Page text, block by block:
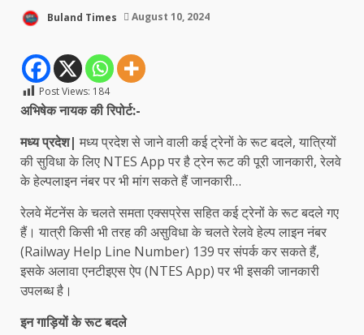
Buland Times August 10, 2024
Post Views: 184
अभिषेक नायक की रिपोर्ट:-
मध्य प्रदेश| मध्य प्रदेश से जाने वाली कई ट्रेनों के रूट बदले, यात्रियों
की सुविधा के लिए NTES App पर है ट्रेन रूट की पूरी जानकारी, रेलवे
के हेल्पलाइन नंबर पर भी मांग सकते हैं जानकारी…
रेलवे मेंटनेंस के चलते समता एक्सप्रेस सहित कई ट्रेनों के रूट बदले गए
हैं। यात्री किसी भी तरह की असुविधा के चलते रेलवे हेल्प लाइन नंबर
(Railway Help Line Number) 139 पर संपर्क कर सकते हैं,
इसके अलावा एनटीइएस ऐप (NTES App) पर भी इसकी जानकारी
उपलब्ध है।
इन गाड़ियों के रूट बदले